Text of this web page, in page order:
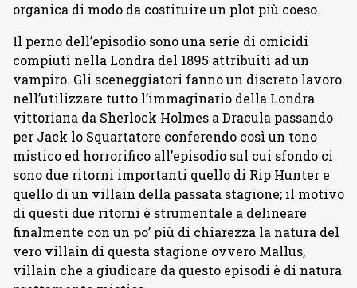
organica di modo da costituire un plot più coeso.
Il perno dell’episodio sono una serie di omicidi
compiuti nella Londra del 1895 attribuiti ad un
vampiro. Gli sceneggiatori fanno un discreto lavoro
nell’utilizzare tutto l’immaginario della Londra
vittoriana da Sherlock Holmes a Dracula passando
per Jack lo Squartatore conferendo così un tono
mistico ed horrorifico all’episodio sul cui sfondo ci
sono due ritorni importanti quello di Rip Hunter e
quello di un villain della passata stagione; il motivo
di questi due ritorni è strumentale a delineare
finalmente con un po’ più di chiarezza la natura del
vero villain di questa stagione ovvero Mallus,
villain che a giudicare da questo episodi è di natura